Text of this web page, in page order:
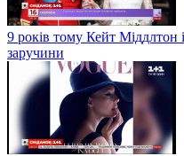
9 років тому Кейт
заручини